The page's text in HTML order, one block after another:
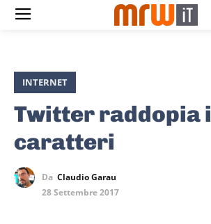
INTERNET
Twitter raddopia i
caratteri
Da Claudio Garau
28 Settembre 2017